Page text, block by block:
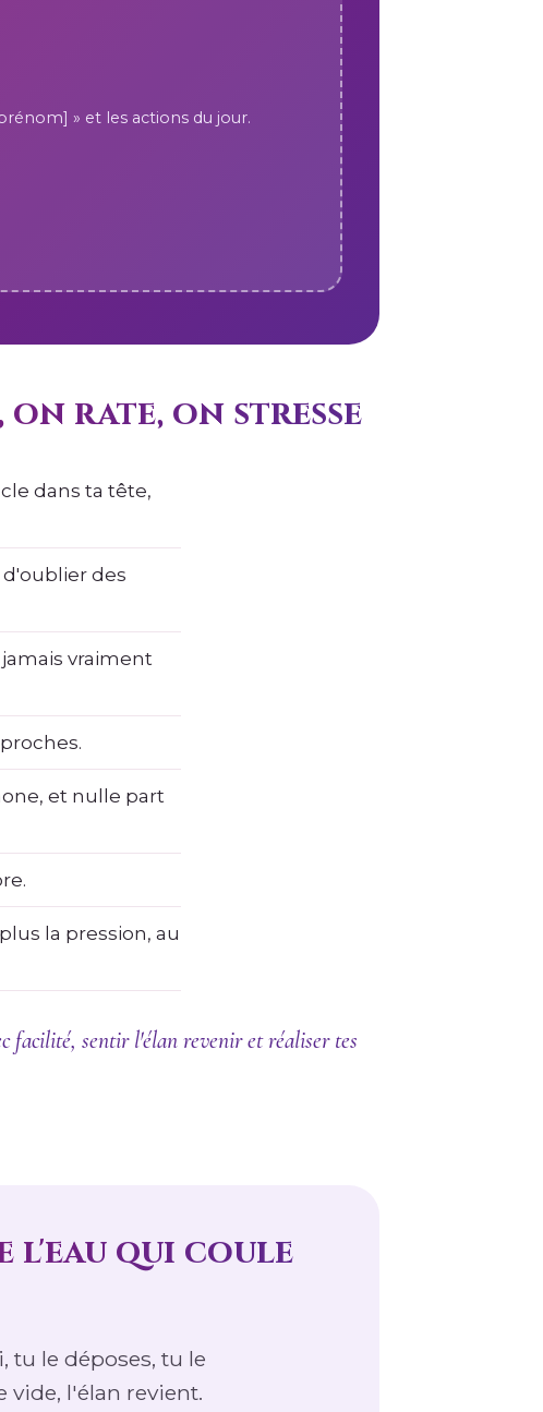
» et les actions du jour.
rate, on stresse
dans ta tête,
des
vraiment
et nulle part
la pression, au
facilité, sentir l'élan revenir et réaliser tes
l'eau qui coule
tu le déposes, tu le
vide, l'élan revient.